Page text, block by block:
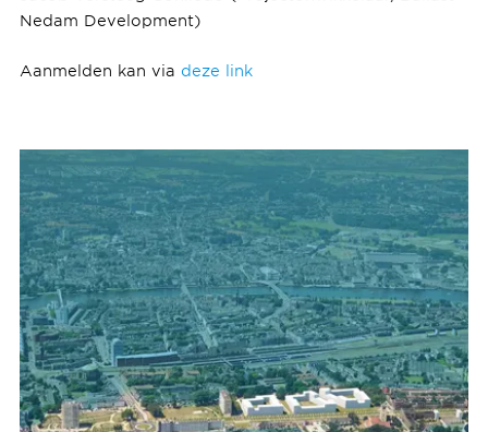
Nedam Development)
Aanmelden kan via deze link